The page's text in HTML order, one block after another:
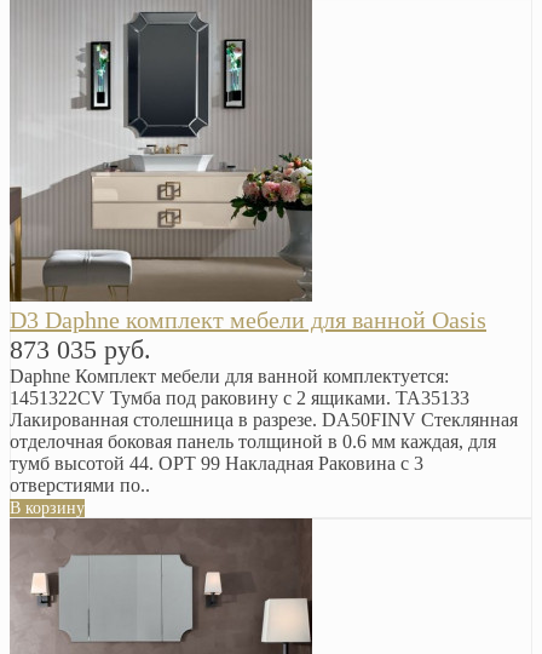
D3 Daphne комплект мебели для ванной Oasis
873 035 руб.
Daphne Комплект мебели для ванной комплектуется:
1451322CV Тумба под раковину с 2 ящиками. TA35133
Лакированная столешница в разрезе. DA50FINV Стеклянная
отделочная боковая панель толщиной в 0.6 мм каждая, для
тумб высотой 44. OPT 99 Накладная Раковина с 3
отверстиями по..
В корзину